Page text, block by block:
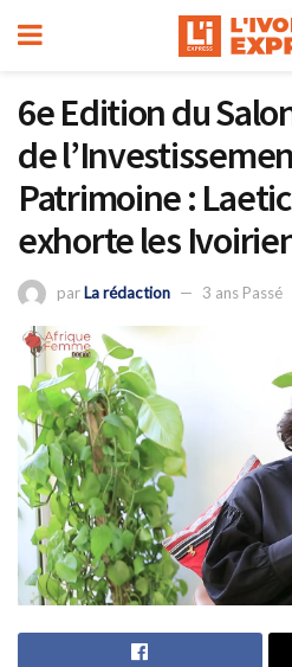
6e Edition du
de
Patrimoine :
exhorte les
parLa rédaction 3 ans Passé